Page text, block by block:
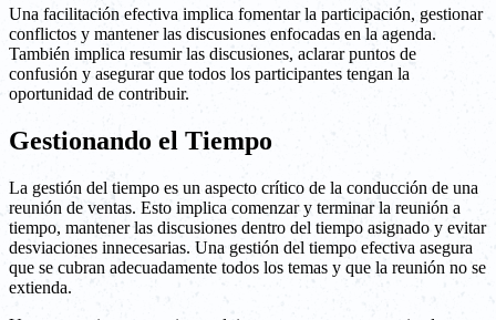
Una facilitación efectiva implica fomentar la participación, gestionar
conflictos y mantener las discusiones enfocadas en la agenda.
También implica resumir las discusiones, aclarar puntos de
confusión y asegurar que todos los participantes tengan la
oportunidad de contribuir.
Gestionando el Tiempo
La gestión del tiempo es un aspecto crítico de la conducción de una
reunión de ventas. Esto implica comenzar y terminar la reunión a
tiempo, mantener las discusiones dentro del tiempo asignado y evitar
desviaciones innecesarias. Una gestión del tiempo efectiva asegura
que se cubran adecuadamente todos los temas y que la reunión no se
extienda.